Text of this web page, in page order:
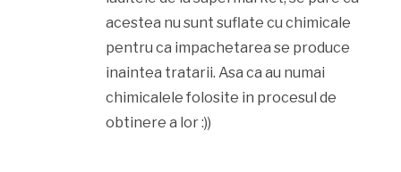
acestea nu sunt suflate cu chimicale
pentru ca impachetarea se produce
inaintea tratarii. Asa ca au numai
chimicalele folosite in procesul de
obtinere a lor :))